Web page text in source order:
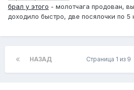
брал у этого - молотчага продован,
доходило быстро, две посялочки по 5
НАЗАД Страница 1 из 9